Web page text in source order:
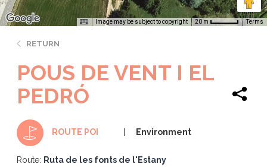
Image may be subject to copyright 20 m Terms
RETURN
POUS DE VENT I EL
PEDRÓ
ROUTE POI Environment
Route: Ruta de les fonts de l'Estany